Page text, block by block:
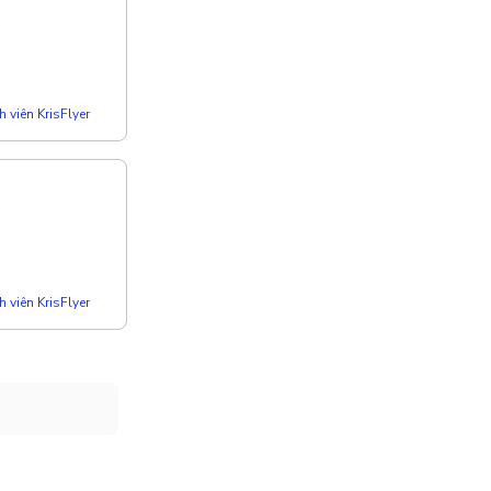
viên KrisFlyer
viên KrisFlyer